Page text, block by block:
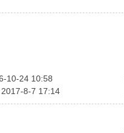
10-24 10:58
2017-8-7 17:14